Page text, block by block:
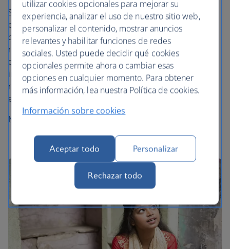
Sabemos que aún nos queda mucho por hacer, pero nos
comprometemos a alcanzar cero emisiones netas de
carbono para el 2050 o antes*. Actuamos de manera
responsable e innovamos para mejorar nuestro
desempeño medioambiental, y esto significa reducir la
intensidad de la huella de carbono, disminuir el uso de
recursos y desechos, y combatir el tráfico ilegal de
especies salvajes.
Más información sobre nuestras iniciativas
utilizar cookies opcionales para mejorar su
experiencia, analizar el uso de nuestro sitio web,
personalizar el contenido, mostrar anuncios
relevantes y habilitar funciones de redes
sociales. Usted puede decidir qué cookies
opcionales permite ahora o cambiar esas
opciones en cualquier momento. Para obtener
más información, lea nuestra Política de cookies.
Información sobre cookies
Aceptar todo Personalizar
Rechazar todo